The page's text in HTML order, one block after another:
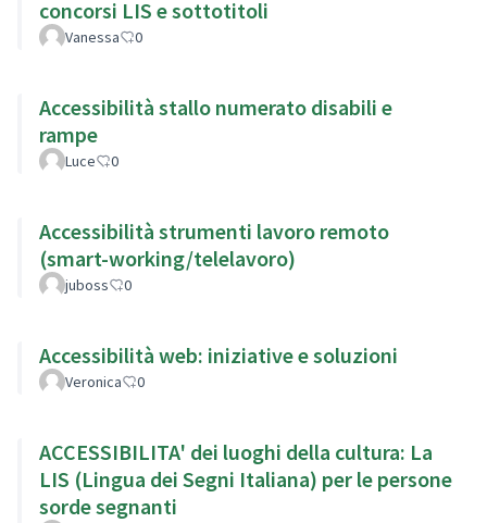
concorsi LIS e sottotitoli
Vanessa 0
Accessibilità stallo numerato disabili e
rampe
Luce 0
Accessibilità strumenti lavoro remoto
(smart-working/telelavoro)
juboss 0
Accessibilità web: iniziative e soluzioni
Veronica 0
ACCESSIBILITA' dei luoghi della cultura: La
LIS (Lingua dei Segni Italiana) per le persone
sorde segnanti